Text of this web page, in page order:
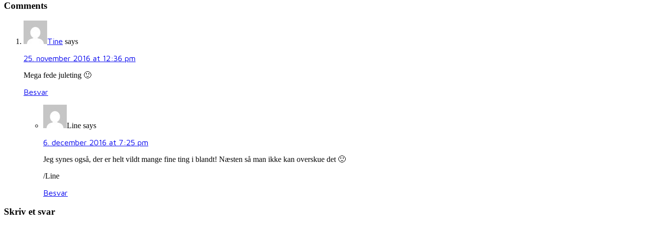
Comments
Tine says
25. november 2016 at 12:36 pm
Mega fede juleting 🙂
Besvar
Line says
6. december 2016 at 7:25 pm
Jeg synes også, der er helt vildt mange fine ting i blandt! Næsten så man ikke kan overskue det 🙂
/Line
Besvar
Skriv et svar